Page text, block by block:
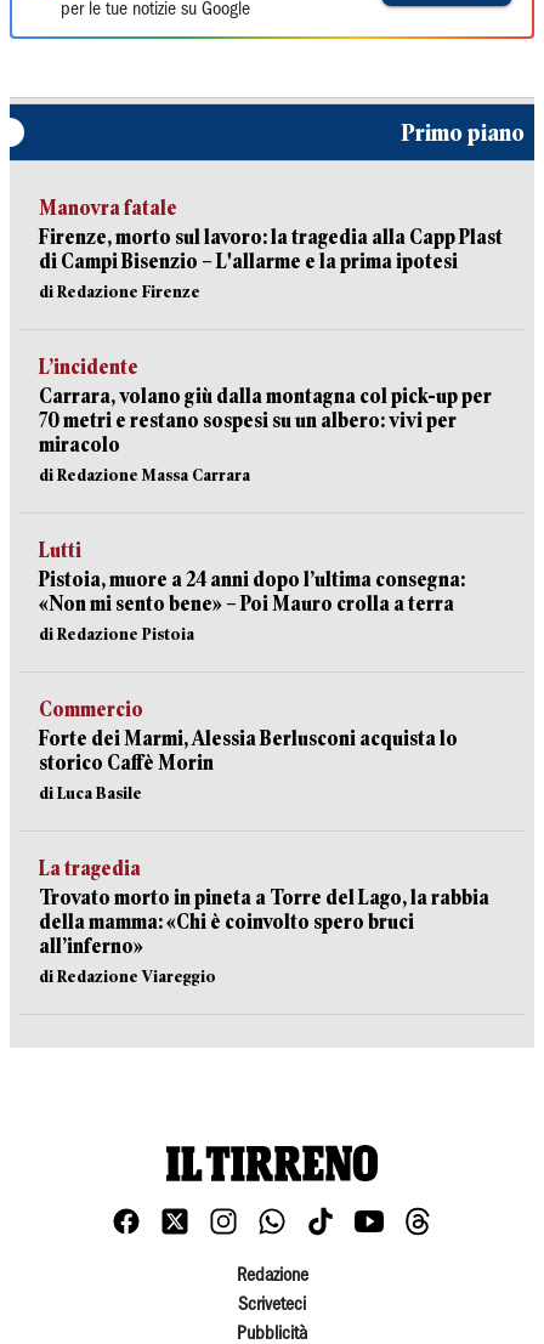
per le tue notizie su Google
Primo piano
Manovra fatale
Firenze, morto sul lavoro: la tragedia alla Capp Plast
di Campi Bisenzio – L'allarme e la prima ipotesi
di Redazione Firenze
L’incidente
Carrara, volano giù dalla montagna col pick-up per
70 metri e restano sospesi su un albero: vivi per
miracolo
di Redazione Massa Carrara
Lutti
Pistoia, muore a 24 anni dopo l’ultima consegna:
«Non mi sento bene» – Poi Mauro crolla a terra
di Redazione Pistoia
Commercio
Forte dei Marmi, Alessia Berlusconi acquista lo
storico Caffè Morin
di Luca Basile
La tragedia
Trovato morto in pineta a Torre del Lago, la rabbia
della mamma: «Chi è coinvolto spero bruci
all’inferno»
di Redazione Viareggio
Redazione
Scriveteci
Pubblicità